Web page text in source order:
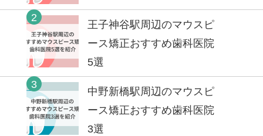
2
王子神谷駅周辺のマウスピ
ース矯正おすすめ歯科医院
5選
3
中野新橋駅周辺のマウスピ
ース矯正おすすめ歯科医院
3選